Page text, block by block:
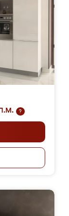
?